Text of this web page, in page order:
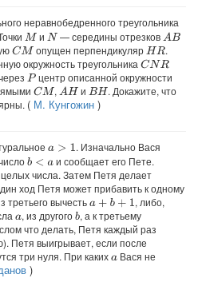
неравнобедренного треугольника
M и N — середины отрезков AB
CM опущен перпендикулярHR .
окружность треугольникаCNR
P центр описанной окружности
CM , AH и BH . Докажите, что
( М. Кунгожин )
a>1
. Изначально Вася
b <a
и сообщает его Пете.
числа. Затем Петя делает
ход Петя может прибавить к одному
третьего вычестьa+b+1
, либо,
a, из другогоb, а к третьему
что делать, Петя каждый раз
Петя выигрывает, если после
три нуля. При какихaВася не
)